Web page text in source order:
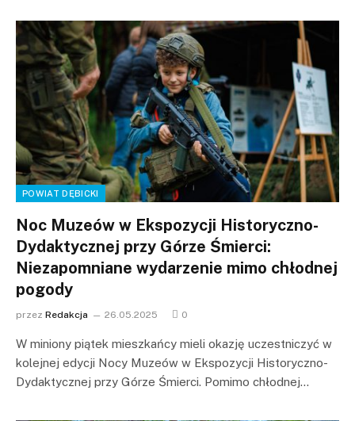
POWIAT DĘBICKI
Noc Muzeów w Ekspozycji Historyczno-
Dydaktycznej przy Górze Śmierci:
Niezapomniane wydarzenie mimo chłodnej
pogody
przez Redakcja 26.05.2025 0
W miniony piątek mieszkańcy mieli okazję uczestniczyć w
kolejnej edycji Nocy Muzeów w Ekspozycji Historyczno-
Dydaktycznej przy Górze Śmierci. Pomimo chłodnej…